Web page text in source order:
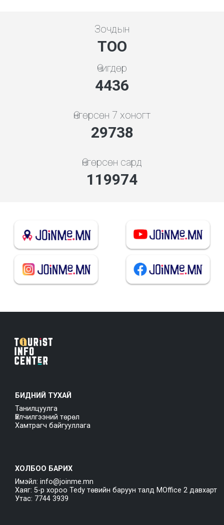
Зочдын
ТОО
Өчигдөр
4778
Өнгөрсөн 7 хоногт
32025
Өнгөрсөн сард
129202
БИДНИЙ ТУХАЙ
Танилцуулга
Үйлчилгээний төрөл
Хамтрагч байгууллага
ХОЛБОО БАРИХ
Имэйл: info@joinme.mn
Хаяг: 5-р хороо Tedy төвийн баруун талд MOffice 2 давхарт
Утас: 7744 3939